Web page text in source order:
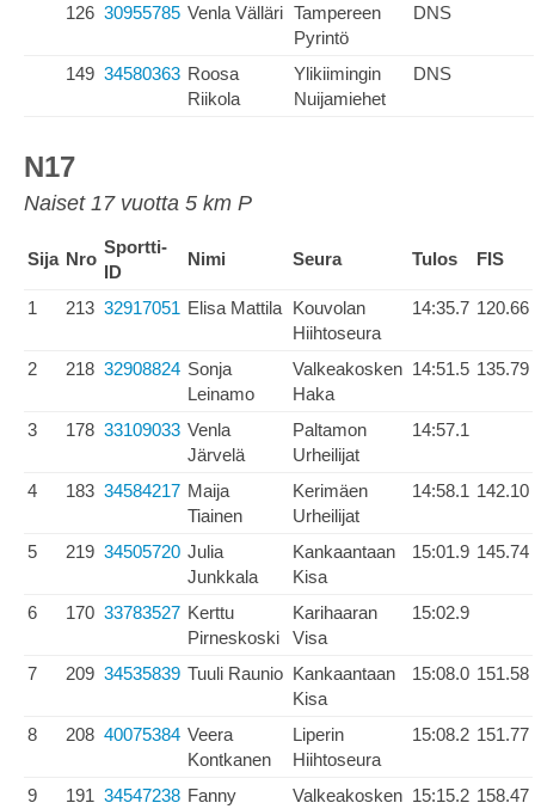
126 30955785 Venla Välläri Tampereen
Pyrintö
DNS
149 34580363 Roosa
Riikola
Ylikiimingin
Nuijamiehet
DNS
N17
Naiset 17 vuotta 5 km P
Sija Nro
Sportti-
ID
Nimi Seura Tulos FIS
1 213 32917051 Elisa Mattila Kouvolan
Hiihtoseura
14:35.7 120.66
2 218 32908824 Sonja
Leinamo
Valkeakosken
Haka
14:51.5 135.79
3 178 33109033 Venla
Järvelä
Paltamon
Urheilijat
14:57.1
4 183 34584217 Maija
Tiainen
Kerimäen
Urheilijat
14:58.1 142.10
5 219 34505720 Julia
Junkkala
Kankaantaan
Kisa
15:01.9 145.74
6 170 33783527 Kerttu
Pirneskoski
Karihaaran
Visa
15:02.9
7 209 34535839 Tuuli Raunio Kankaantaan
Kisa
15:08.0 151.58
8 208 40075384 Veera
Kontkanen
Liperin
Hiihtoseura
15:08.2 151.77
9 191 34547238 Fanny
Valkeakosken 15:15.2 158.47